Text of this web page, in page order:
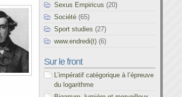
Sexus Empiricus (20)
Société (65)
Sport studies (27)
www.endredi(t) (6)
Sur le front
L’impératif catégorique à l’épreuve
du logarithme